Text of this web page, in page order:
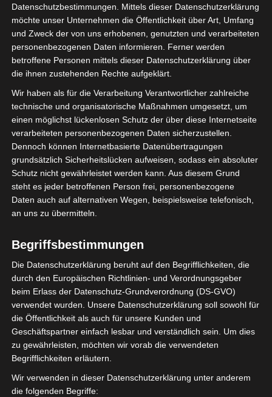
Sie befinden sich hier:Startseite»El Gawafel
Sportives de Gafsa (EGSG) – Club Africain Tunis (CA)
28 Sep. 2024
15:00
Meisterschaft Tunesien 2024/2025|
Spieltag 3
Halbzeit: 0-1
TV: Al Kass 1 HD | Watania
2
El Gawafel
Sportives de 0
Club Africain
Tunis (CA) 3
ENDERGEBNIS
Stade olympique de Gafsa
TORE
Datenschutzbestimmungen. Mittels dieser Datenschutzerklärung
möchte unser Unternehmen die Öffentlichkeit über Art, Umfang
und Zweck der von uns erhobenen, genutzten und verarbeiteten
personenbezogenen Daten informieren. Ferner werden
betroffene Personen mittels dieser Datenschutzerklärung über
die ihnen zustehenden Rechte aufgeklärt.
Wir haben als für die Verarbeitung Verantwortlicher zahlreiche
technische und organisatorische Maßnahmen umgesetzt, um
einen möglichst lückenlosen Schutz der über diese Internetseite
verarbeiteten personenbezogenen Daten sicherzustellen.
Dennoch können Internetbasierte Datenübertragungen
grundsätzlich Sicherheitslücken aufweisen, sodass ein absoluter
Schutz nicht gewährleistet werden kann. Aus diesem Grund
steht es jeder betroffenen Person frei, personenbezogene
Daten auch auf alternativen Wegen, beispielsweise telefonisch,
an uns zu übermitteln.
Begriffsbestimmungen
Die Datenschutzerklärung beruht auf den Begrifflichkeiten, die
durch den Europäischen Richtlinien- und Verordnungsgeber
beim Erlass der Datenschutz-Grundverordnung (DS-GVO)
verwendet wurden. Unsere Datenschutzerklärung soll sowohl für
die Öffentlichkeit als auch für unsere Kunden und
Geschäftspartner einfach lesbar und verständlich sein. Um dies
zu gewährleisten, möchten wir vorab die verwendeten
Begrifflichkeiten erläutern.
Wir verwenden in dieser Datenschutzerklärung unter anderem
die folgenden Begriffe: